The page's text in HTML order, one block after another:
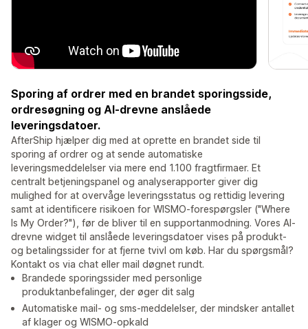
Sporing af ordrer med en brandet sporingsside,
ordresøgning og AI-drevne anslåede
leveringsdatoer.
AfterShip hjælper dig med at oprette en brandet side til
sporing af ordrer og at sende automatiske
leveringsmeddelelser via mere end 1.100 fragtfirmaer. Et
centralt betjeningspanel og analyserapporter giver dig
mulighed for at overvåge leveringsstatus og rettidig levering
samt at identificere risikoen for WISMO-forespørgsler ("Where
Is My Order?"), før de bliver til en supportanmodning. Vores AI-
drevne widget til anslåede leveringsdatoer vises på produkt-
og betalingssider for at fjerne tvivl om køb. Har du spørgsmål?
Kontakt os via chat eller mail døgnet rundt.
Brandede sporingssider med personlige
produktanbefalinger, der øger dit salg
Automatiske mail- og sms-meddelelser, der mindsker antallet
af klager og WISMO-opkald